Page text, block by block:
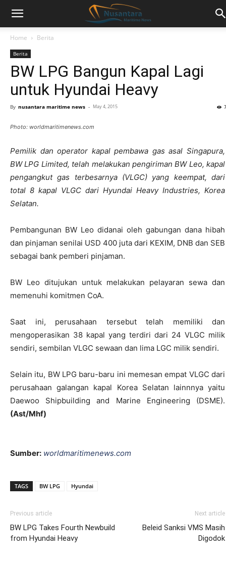
Home Berita
Berita
BW LPG Bangun Kapal Lagi
untuk Hyundai Heavy
By nusantara maritime news - May 4, 2015
Photo: worldmaritimenews.com
Pemilik dan operator kapal pembawa gas asal Singapura,
BW LPG Limited, telah melakukan pengiriman BW Leo, kapal
pengangkut gas terbesarnya (VLGC) yang keempat, dari
total 8 kapal VLGC dari Hyundai Heavy Industries, Korea
Selatan.
Pembangunan BW Leo didanai oleh gabungan dana hibah
dan pinjaman senilai USD 400 juta dari KEXIM, DNB dan SEB
sebagai bank pemberi pinjaman.
BW Leo ditujukan untuk melakukan pelayaran sewa dan
memenuhi komitmen CoA.
Saat ini, perusahaan tersebut telah memiliki dan
mengoperasikan 38 kapal yang terdiri dari 24 VLGC milik
sendiri, sembilan VLGC sewaan dan lima LGC milik sendiri.
Selain itu, BW LPG baru-baru ini memesan empat VLGC dari
perusahaan galangan kapal Korea Selatan lainnnya yaitu
Daewoo Shipbuilding and Marine Engineering (DSME).
(Ast/Mhf)
Sumber: worldmaritimenews.com
TAGS BW LPG Hyundai
Previous article
BW LPG Takes Fourth Newbuild
from Hyundai Heavy
Next article
Beleid Sanksi VMS Masih
Digodok